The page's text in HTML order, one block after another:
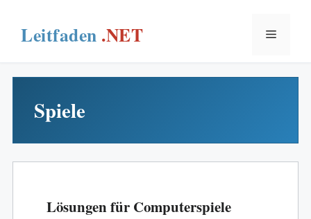
content
Menu
Spiele
Lösungen für Computerspiele